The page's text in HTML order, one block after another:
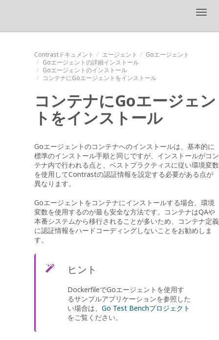
Contrastドキュメント エージェント
Goエージェント
Goエージェントの詳細インストール
Goエージェントのインストール
コンテナにGoエージェントをインストール
コンテナにGoエージェン
トをインストール
Goエージェントのコンテナへのインストールは、基本的に
標準のインストール手順と同じですが、インストールがコン
テナ内で行われる点と、ベストプラクティスに従い環境変数
を使用してContrastの認証情報を設定する必要がある点が
異なります。
Goエージェントをコンテナにインストールする場合、環境
変数を使用するのが最も安全な方法です。コンテナはQAや
本番システムから移行されることが多いため、コンテナ定義
に認証情報をハードコーディングしないことをお勧めしま
す。
ヒント
DockerfileでGoエージェントを使用す
るサンプルアプリケーションを参照した
い場合は、 Go Test Benchプロジェクト
をご覧ください。